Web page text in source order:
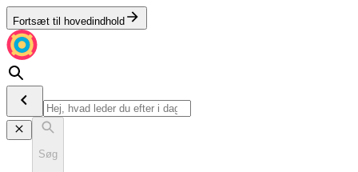
Fortsæt til hovedindhold
Søg